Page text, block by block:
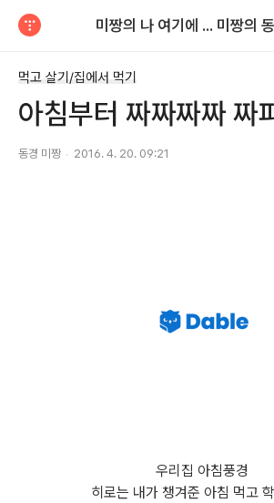
먹고 살기/집에서 먹기
아침부터 짜짜짜짜 짜
동경 미짱 2016. 4. 20. 09:21
우리집 아침풍경
히로는 내가 챙겨준 아침 먹고